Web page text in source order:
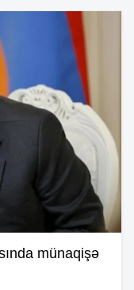
münaqişə